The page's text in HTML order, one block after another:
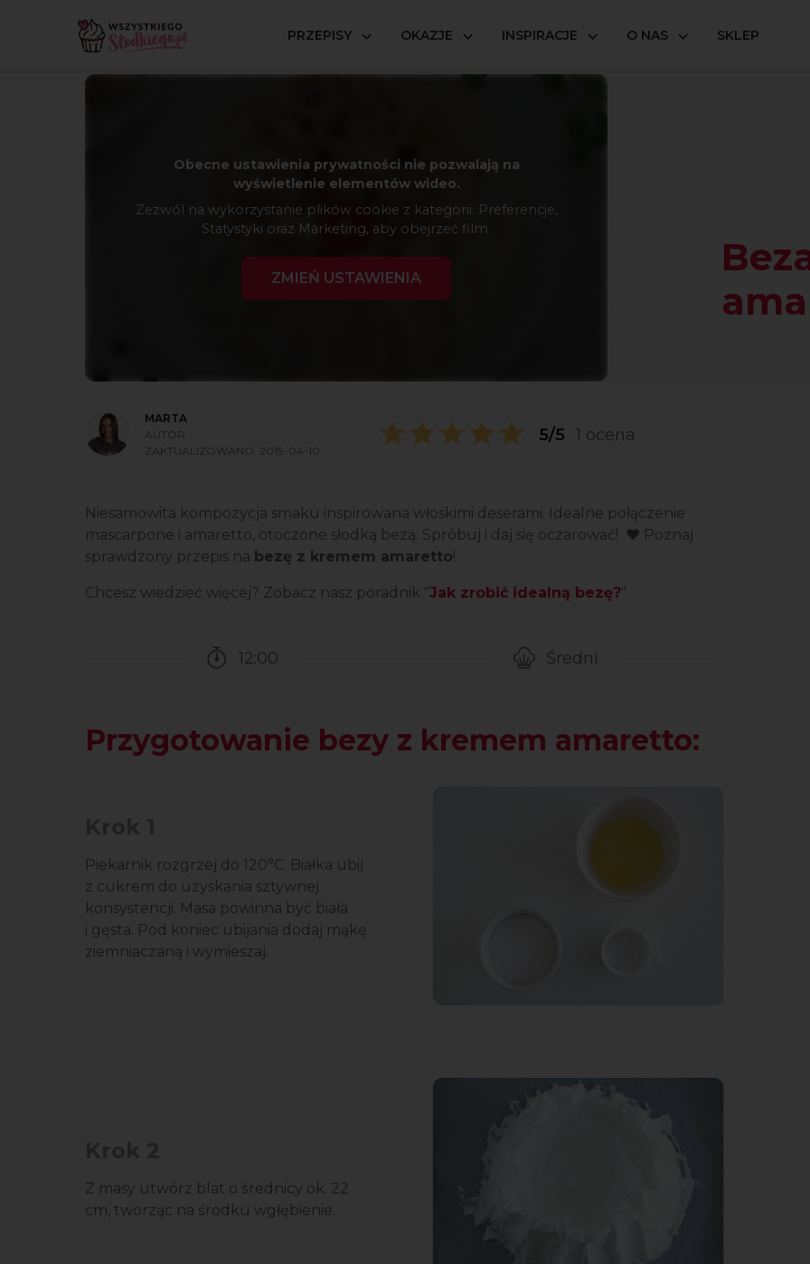
PRZEPISY OKAZJE INSPIRACJE O NAS SKLEP
Strona główna Przepisy Beza z kremem amaretto
Obecne ustawienia prywatności nie pozwalają na
wyświetlenie elementów wideo.
Zezwól na wykorzystanie plików cookie z kategorii: Preferencje,
Statystyki oraz Marketing, aby obejrzeć film.
ZMIEŃ USTAWIENIA
MARTA
AUTOR
ZAKTUALIZOWANO: 2019-04-10
5/5 1 ocena
Niesamowita kompozycja smaku inspirowana włoskimi deserami. Idealne połączenie
mascarpone i amaretto, otoczone słodką bezą. Spróbuj i daj się oczarować! ❤️ Poznaj
sprawdzony przepis na bezę z kremem amaretto!
Chcesz wiedzieć więcej? Zobacz nasz poradnik "Jak zrobić idealną bezę?"
12:00
Średni
Przygotowanie bezy z kremem amaretto:
Piekarnik rozgrzej do 120°C. Białka ubij
z cukrem do uzyskania sztywnej
konsystencji. Masa powinna być biała
i gęsta. Pod koniec ubijania dodaj mąkę
ziemniaczaną i wymieszaj.
Z masy utwórz blat o średnicy ok. 22
cm, tworząc na środku wgłębienie.